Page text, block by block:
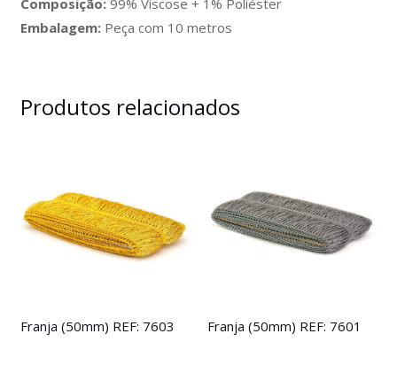
Embalagem: Peça com 10 metros
Produtos relacionados
Franja (50mm) REF: 7603 Franja (50mm) REF: 7601